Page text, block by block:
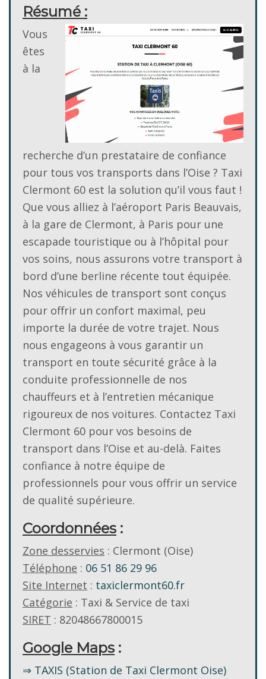
Résumé :
Vous
êtes
à la
recherche d’un prestataire de confiance
pour tous vos transports dans l’Oise ? Taxi
Clermont 60 est la solution qu’il vous faut !
Que vous alliez à l’aéroport Paris Beauvais,
à la gare de Clermont, à Paris pour une
escapade touristique ou à l’hôpital pour
vos soins, nous assurons votre transport à
bord d’une berline récente tout équipée.
Nos véhicules de transport sont conçus
pour offrir un confort maximal, peu
importe la durée de votre trajet. Nous
nous engageons à vous garantir un
transport en toute sécurité grâce à la
conduite professionnelle de nos
chauffeurs et à l’entretien mécanique
rigoureux de nos voitures. Contactez Taxi
Clermont 60 pour vos besoins de
transport dans l’Oise et au-delà. Faites
confiance à notre équipe de
professionnels pour vous offrir un service
de qualité supérieure.
Coordonnées :
Zone desservies : Clermont (Oise)
Téléphone : 06 51 86 29 96
Site Internet : taxiclermont60.fr
Catégorie : Taxi & Service de taxi
SIRET : 82048667800015
Google Maps :
⇒ TAXIS (Station de Taxi Clermont Oise)